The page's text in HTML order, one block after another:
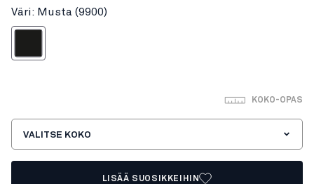
Väri: Musta (9900)
KOKO-OPAS
VALITSE KOKO
LISÄÄ SUOSIKKEIHIN